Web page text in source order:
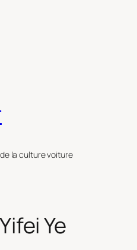
la culture voiture
Yifei Ye